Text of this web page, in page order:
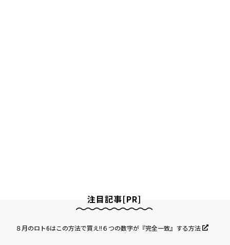
注目記事[PR]
８月のロト6はこの方法で買え!!６つの数字が『完全一致』する方法